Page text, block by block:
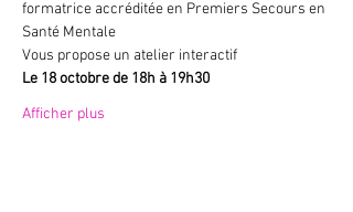
formatrice accréditée en Premiers Secours en
Santé Mentale
Vous propose un atelier interactif
Le 18 octobre de 18h à 19h30
Afficher plus